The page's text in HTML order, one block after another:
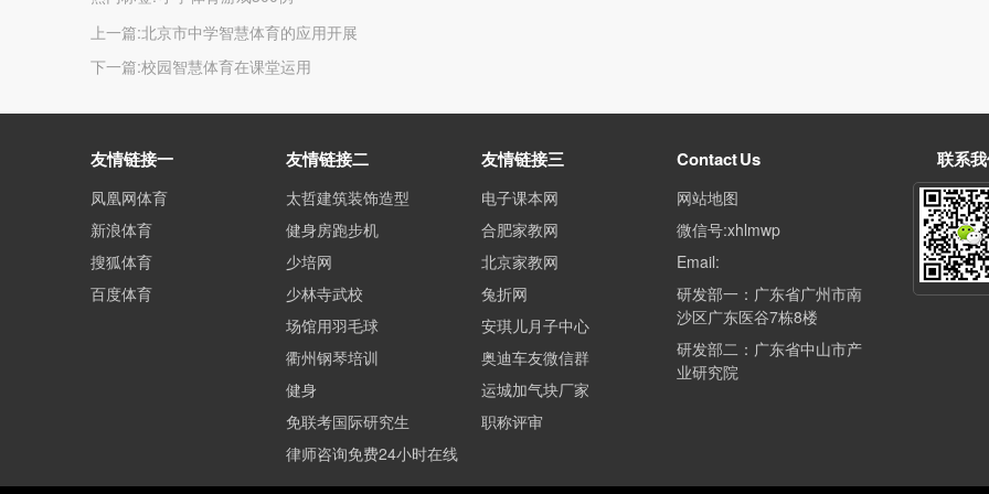
上一篇:北京市中学智慧体育的应用开展
下一篇:校园智慧体育在课堂运用
友情链接一
凤凰网体育
新浪体育
搜狐体育
百度体育
友情链接二
太哲建筑装饰造型
健身房跑步机
少培网
少林寺武校
场馆用羽毛球
衢州钢琴培训
健身
免联考国际研究生
律师咨询免费24小时在线
友情链接三
电子课本网
合肥家教网
北京家教网
兔折网
安琪儿月子中心
奥迪车友微信群
运城加气块厂家
职称评审
Contact Us
网站地图
微信号:xhlmwp
Email:
研发部一：广东省广州市南
沙区广东医谷7栋8楼
研发部二：广东省中山市产
业研究院
联系